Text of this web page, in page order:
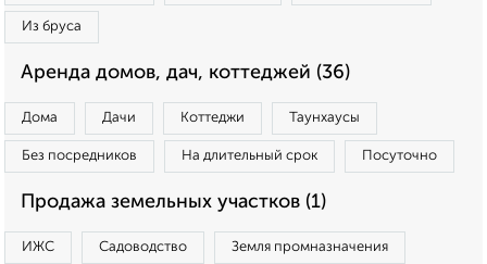
Из бруса
Аренда домов, дач, коттеджей (36)
Дома Дачи Коттеджи Таунхаусы
Без посредников На длительный срок Посуточно
Продажа земельных участков (1)
ИЖС Садоводство Земля промназначения